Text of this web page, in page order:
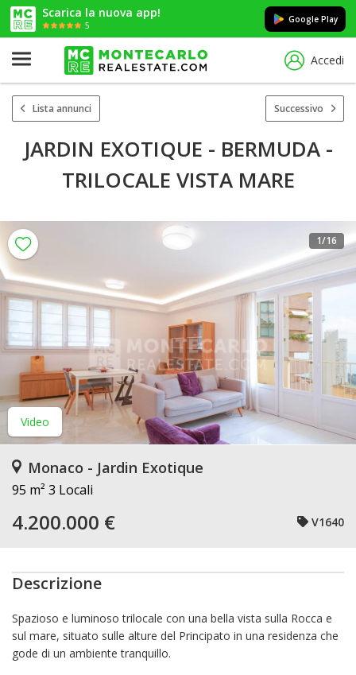
Scarica la nuova app!
5
Google Play
Accedi
Lista annunci Successivo
JARDIN EXOTIQUE - BERMUDA -
TRILOCALE VISTA MARE
Video
1/16
Monaco - Jardin Exotique
95 m² 3 Locali
4.200.000 € V1640
Descrizione
Spazioso e luminoso trilocale con una bella vista sulla Rocca e
sul mare, situato sulle alture del Principato in una residenza che
gode di un ambiente tranquillo.